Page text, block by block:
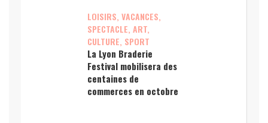
LOISIRS, VACANCES,
SPECTACLE, ART,
CULTURE, SPORT
La Lyon Braderie
Festival mobilisera des
centaines de
commerces en octobre